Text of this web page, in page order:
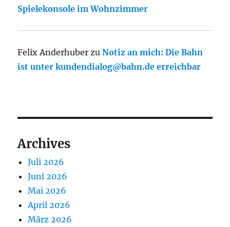
Spielekonsole im Wohnzimmer
Felix Anderhuber zuNotiz an mich: Die Bahn
ist unter kundendialog@bahn.de erreichbar
Archives
Juli 2026
Juni 2026
Mai 2026
April 2026
März 2026